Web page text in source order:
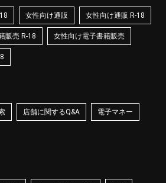
女性向け通販 女性向け通販 R-18
販売 R-18 女性向け電子書籍販売
店舗に関するQ&A 電子マネー